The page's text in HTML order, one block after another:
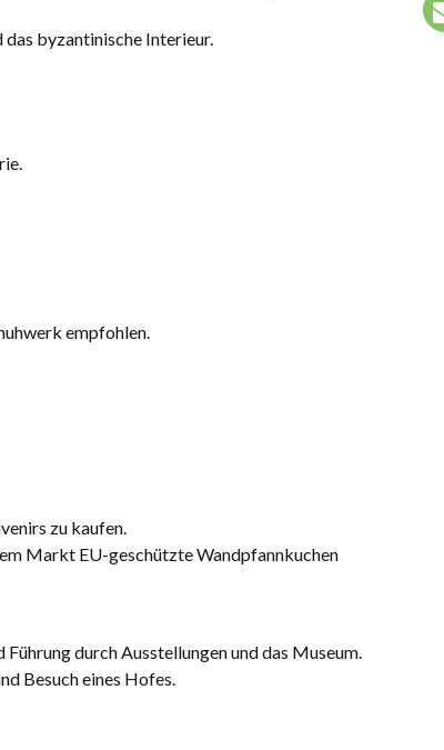
byzantinische Interieur.
empfohlen.
zu kaufen.
Markt EU-geschützte Wandpfannkuchen
durch Ausstellungen und das Museum.
Besuch eines Hofes.